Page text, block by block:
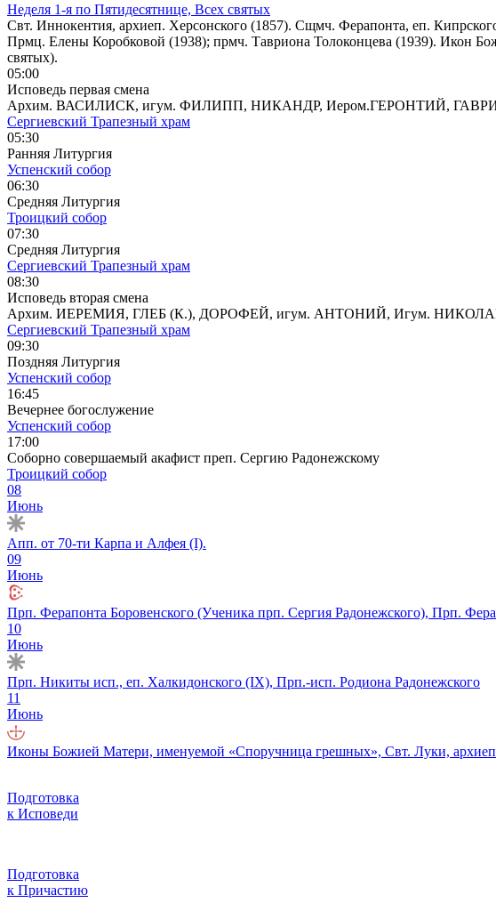
Неделя 1-я по Пятидесятнице, Всех святых
Свт. Иннокентия, архиеп. Херсонского (1857). Сщмч. Ферапонта, еп.
Прмц. Елены Коробковой (1938); прмч. Тавриона Толоконцева (1939). Икон
святых).
05:00
Исповедь первая смена
Архим. ВАСИЛИСК, игум. ФИЛИПП, НИКАНДР, Иером.ГЕРОНТИЙ,
Сергиевский Трапезный храм
05:30
Ранняя Литургия
Успенский собор
06:30
Средняя Литургия
Троицкий собор
07:30
Средняя Литургия
Сергиевский Трапезный храм
08:30
Исповедь вторая смена
Архим. ИЕРЕМИЯ, ГЛЕБ (К.), ДОРОФЕЙ, игум. АНТОНИЙ, Игум.
Сергиевский Трапезный храм
09:30
Поздняя Литургия
Успенский собор
16:45
Вечернее богослужение
Успенский собор
17:00
Соборно совершаемый акафист преп. Сергию Радонежскому
Троицкий собор
08
Июнь
Апп. от 70-ти Карпа и Алфея (I).
09
Июнь
Прп. Ферапонта Боровенского (Ученика прп. Сергия Радонежского), Прп.
10
Июнь
Прп. Никиты исп., еп. Халкидонского (IX), Прп.-исп. Родиона Радонежского
11
Июнь
Иконы Божией Матери, именуемой «Споручница грешных», Свт. Луки,
Подготовка
к Исповеди
Подготовка
к Причастию